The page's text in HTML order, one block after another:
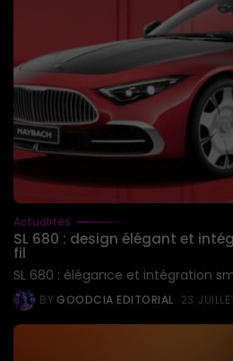
Actualités
SL 680 : design élégant et
fil
SL 680 : élégance et intégration
BY GOODCIA EDITORIAL 23